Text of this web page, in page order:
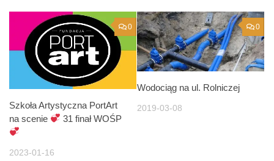
0
Szkoła Artystyczna PortArt
na scenie
31 finał WOŚP
2023-01-16
0
Wodociąg na ul. Rolniczej
2019-03-08